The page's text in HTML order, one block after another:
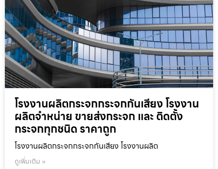
โรงงานผลิตกระจกกระจกกันเสียง โรงงาน
ผลิตจำหน่าย ขายส่งกระจก และ ติดตั้ง
กระจกทุกชนิด ราคาถูก
โรงงานผลิตกระจกกระจกกันเสียง โรงงานผลิต
ดูเพิ่มเติม »